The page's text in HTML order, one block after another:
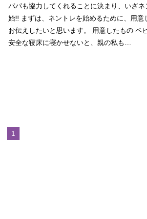
パパも協力してくれることに決まり、いざネ
始!! まずは、ネントレを始めるために、用意
お伝えしたいと思います。 用意したもの ベ
安全な寝床に寝かせないと、親の私も…
1